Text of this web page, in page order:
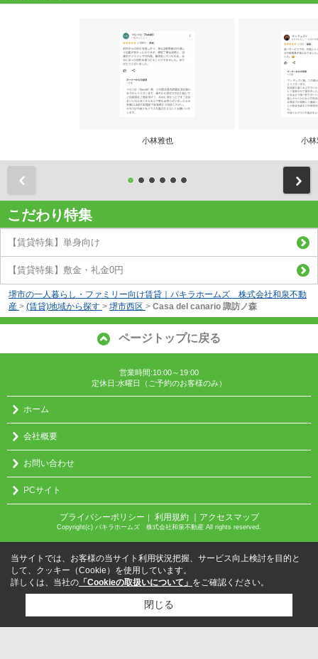
小林雅也 小林
こだわり特集
【賃貸特集】単身向け
【賃貸特集】敷金・礼金0円
堺市の一人暮らし・ファミリー向け賃貸｜パキラホームズ 株式会社和泉不動
産 > (賃貸)地域から探す > 堺市西区 > Casa del canario 諏訪ノ森
ページトップに戻る
営業時間:10:00～19:00
定休日:水曜日（ご予約のお客様のみ）
ホーム
会社概要
お問い合わせ
PCサイト
プライバシーポリシー 利用規約 ｜アクセスマップ
Copyright(c) パキラホームズ 株式会社和泉不動産 All rights reserved.
当サイトでは、お客様の当サイト利用状況把握、サービス向上検討を目的と
して、クッキー（Cookie）を使用しています。
詳しくは、当社の 「Cookieの取扱いについて」 をご確認ください。
閉じる